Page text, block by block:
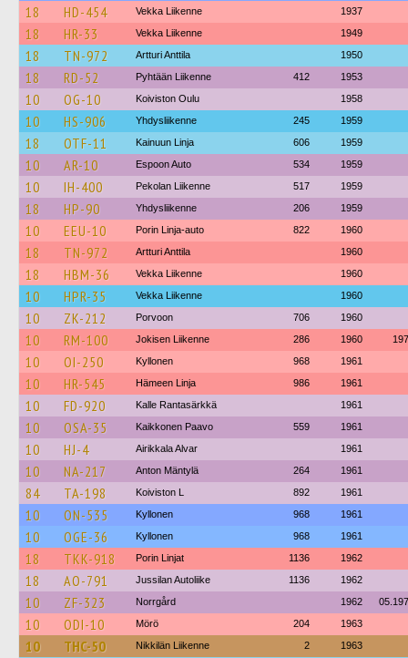
18 HD-454 Vekka Liikenne 1937
18 HR-33 Vekka Liikenne 1949
18 TN-972 Artturi Anttila 1950
18 RD-52 Pyhtään Liikenne 412 1953
10 OG-10 Koiviston Oulu 1958
10 HS-906 Yhdysliikenne 245 1959
18 OTF-11 Kainuun Linja 606 1959
10 AR-10 Espoon Auto 534 1959
10 IH-400 Pekolan Liikenne 517 1959
18 HP-90 Yhdysliikenne 206 1959
10 EEU-10 Porin Linja-auto 822 1960
18 TN-972 Artturi Anttila 1960
18 HBM-36 Vekka Liikenne 1960
10 HPR-35 Vekka Liikenne 1960
10 ZK-212 Porvoon 706 1960
10 RM-100 Jokisen Liikenne 286 1960
10 OI-250 Kyllonen 968 1961
10 HR-545 Hämeen Linja 986 1961
10 FD-920 Kalle Rantasärkkä 1961
10 OSA-35 Kaikkonen Paavo 559 1961
10 HJ-4 Airikkala Alvar 1961
10 NA-217 Anton Mäntylä 264 1961
84 TA-198 Koiviston L 892 1961
10 ON-535 Kyllonen 968 1961
10 OGE-36 Kyllonen 968 1961
18 TKK-918 Porin Linjat 1136 1962
18 AO-791 Jussilan Autoliike 1136 1962
10 ZF-323 Norrgård 1962
10 ODI-10 Mörö 204 1963
10 THC-50 Nikkilän Liikenne 2 1963